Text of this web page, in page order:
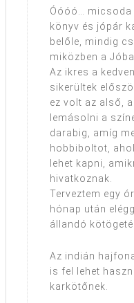
Óóóó… micsoda
könyv és jópár
belőle, mindig
miközben a
Az ikres a
sikerültek
ez volt az alső,
lemásolni a
darabig, amíg
hobbiboltot,
lehet kapni,
hivatkoznak.
Terveztem egy
hónap után
állandó
Az indián
is fel lehet
karkötőnek.